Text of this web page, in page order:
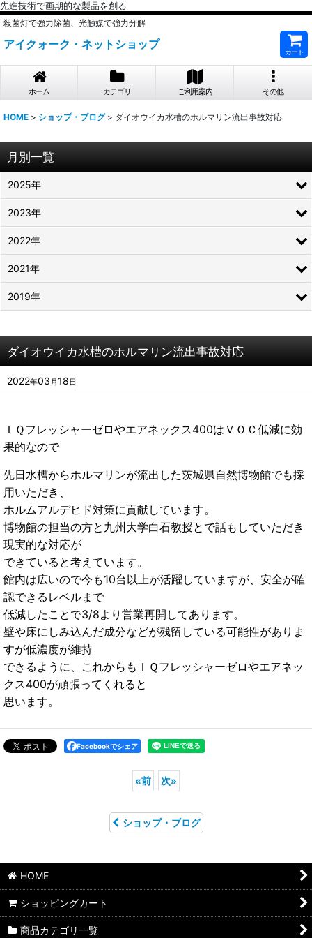
先進技術で画期的な製品を創る
殺菌灯で強力除菌、光触媒で強力分解
アイクォーク・ネットショップ
カート
ホーム カテゴリ ご利用案内 その他
HOME > ショップ・ブログ > ダイオウイカ水槽のホルマリン流出事故対応
ダイオウイカ水槽のホルマリン流出事故対応
2022年03 月18日
ＩＱフレッシャーゼロやエアネックス400はＶＯＣ低減に効
果的なので
先日水槽からホルマリンが流出した茨城県自然博物館でも採
用いただき、
ホルムアルデヒド対策に貢献しています。
博物館の担当の方と 九州大学白石教授とで話もしていただき
現実的な対応が
できていると考えています。
館内は広いので今も10台以上が活躍していますが、 安全が確
認できるレベルまで
低減したことで3/8より営業再開してあります。
壁や床にしみ込んだ成分などが残留している可能性がありま
すが低濃度が維持
できるように、これからも ＩＱフレッシャーゼロやエアネッ
クス400が頑張ってくれると
思います。
Facebookでシェア
«前 次»
ショップ・ブログ
月別一覧
2025年
2023年
2022年
2021年
2019年
HOME
ショッピングカート
商品カテゴリ一覧